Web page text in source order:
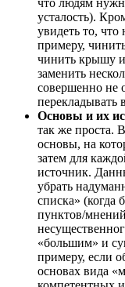
что людям
усталость).
увидеть то, что
примеру,
чинить крышу
заменить
совершенно не
перекладывать
Основы и их
так же проста.
основы, на
затем для
источник.
убрать
списка» (когда
пунктов/
«большим» и
примеру, если
основах вида